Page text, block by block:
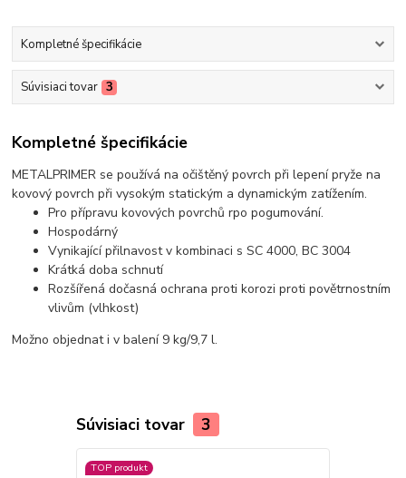
Kompletné špecifikácie
Súvisiaci tovar 3
Kompletné špecifikácie
METALPRIMER se používá na očištěný povrch při lepení pryže na
kovový povrch při vysokým statickým a dynamickým zatížením.
Pro přípravu kovových povrchů rpo pogumování.
Hospodárný
Vynikající přilnavost v kombinaci s SC 4000, BC 3004
Krátká doba schnutí
Rozšířená dočasná ochrana proti korozi proti povětrnostním
vlivům (vlhkost)
Možno objednat i v balení 9 kg/9,7 l.
Súvisiaci tovar 3
TOP produkt